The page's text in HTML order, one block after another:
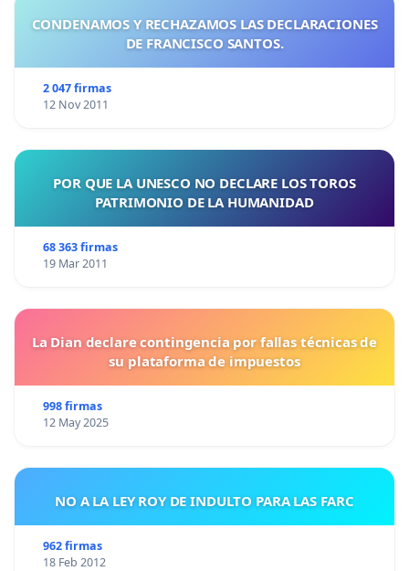
CONDENAMOS Y RECHAZAMOS LAS DECLARACIONES
DE FRANCISCO SANTOS.
2 047 firmas
12 Nov 2011
POR QUE LA UNESCO NO DECLARE LOS TOROS
PATRIMONIO DE LA HUMANIDAD
68 363 firmas
19 Mar 2011
La Dian declare contingencia por fallas técnicas de
su plataforma de impuestos
998 firmas
12 May 2025
NO A LA LEY ROY DE INDULTO PARA LAS FARC
962 firmas
18 Feb 2012